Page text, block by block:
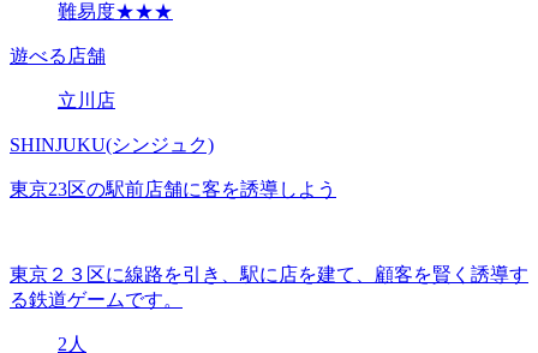
難易度★★★
遊べる店舗
立川店
SHINJUKU(シンジュク)
東京23区の駅前店舗に客を誘導しよう
東京２３区に線路を引き、駅に店を建て、顧客を賢く誘導す
る鉄道ゲームです。
2人